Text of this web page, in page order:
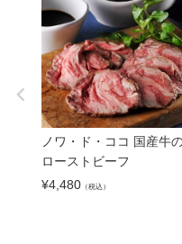
ノワ・ド・ココ 国産牛
ローストビーフ
¥4,480 （税込）